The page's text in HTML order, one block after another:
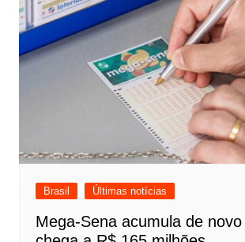
Brasil Últimas notícias
Mega-Sena acumula de